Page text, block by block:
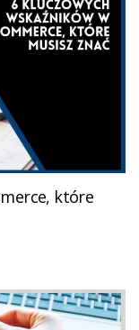
które